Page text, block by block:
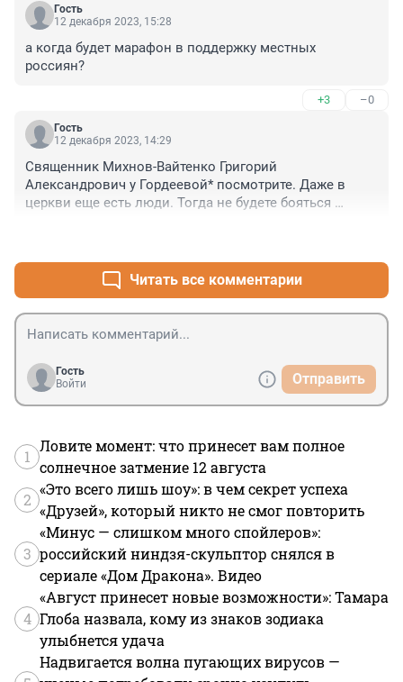
Гость
12 декабря 2023, 15:28
а когда будет марафон в поддержку местных
россиян?
+3 –0
Гость
12 декабря 2023, 14:29
Священник Михнов-Вайтенко Григорий
Александрович у Гордеевой* посмотрите. Даже в
церкви еще есть люди. Тогда не будете бояться
Читать все комментарии
Гость
Войти
Отправить
1
Ловите момент: что принесет вам полное
солнечное затмение 12 августа
2
«Это всего лишь шоу»: в чем секрет успеха
«Друзей», который никто не смог повторить
3
«Минус — слишком много спойлеров»:
российский ниндзя-скульптор снялся в
сериале «Дом Дракона». Видео
4
«Август принесет новые возможности»: Тамара
Глоба назвала, кому из знаков зодиака
улыбнется удача
Надвигается волна пугающих вирусов —